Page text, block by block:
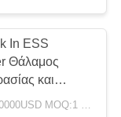
In ESS
Θάλαμος
και
Ημιερμητικού
30000~100000USD MOQ:1 σύνολο